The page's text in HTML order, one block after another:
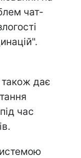
чат-
дає
час